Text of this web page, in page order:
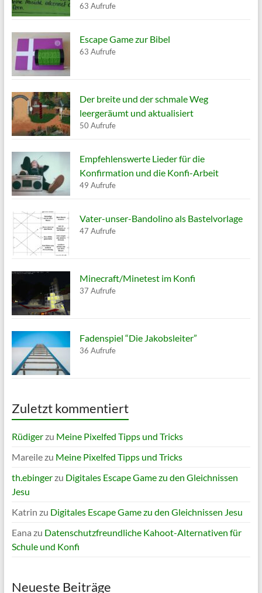
63 Aufrufe
Escape Game zur Bibel
63 Aufrufe
Der breite und der schmale Weg
leergeräumt und aktualisiert
50 Aufrufe
Empfehlenswerte Lieder für die
Konfirmation und die Konfi-Arbeit
49 Aufrufe
Vater-unser-Bandolino als Bastelvorlage
47 Aufrufe
Minecraft/Minetest im Konfi
37 Aufrufe
Fadenspiel “Die Jakobsleiter”
36 Aufrufe
Zuletzt kommentiert
Rüdigerzu Meine Pixelfed Tipps und Tricks
Mareilezu Meine Pixelfed Tipps und Tricks
th.ebingerzu Digitales Escape Game zu den Gleichnissen
Jesu
Katrin zu Digitales Escape Game zu den Gleichnissen Jesu
Eana zu Datenschutzfreundliche Kahoot-Alternativen für
Schule und Konfi
Neueste Beiträge